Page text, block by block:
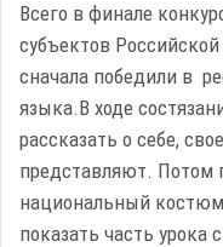
Всего в финале
субъектов
сначала победили в
языка.В ходе
рассказать о себе,
представляют. Потом
национальный
показать часть урока